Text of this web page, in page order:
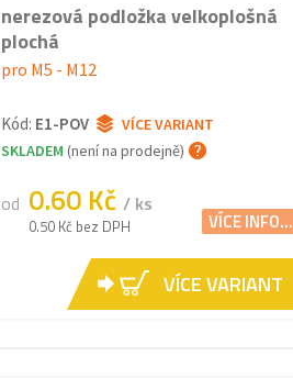
nerezová podložka velkoplošná
plochá
pro M5 - M12
Kód: E1-POV
VÍCE VARIANT
SKLADEM (není na prodejně)
od 0.60 Kč / ks
0.50 Kč bez DPH VÍCE INFO...
VÍCE VARIANT